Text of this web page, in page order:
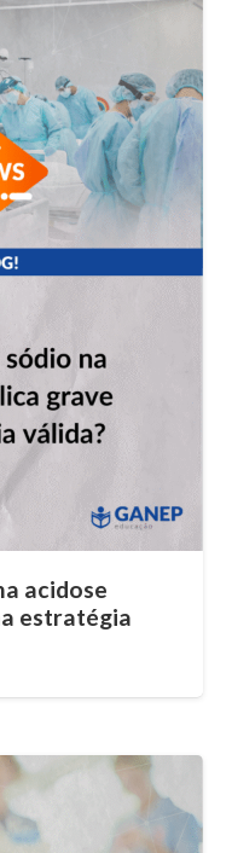
acidose
estratégia